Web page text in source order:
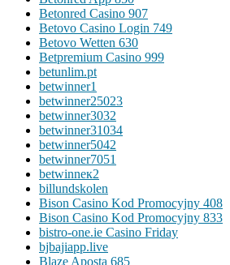
Betonred Casino 907
Betovo Casino Login 749
Betovo Wetten 630
Betpremium Casino 999
betunlim.pt
betwinner1
betwinner25023
betwinner3032
betwinner31034
betwinner5042
betwinner7051
betwinneк2
billundskolen
Bison Casino Kod Promocyjny 408
Bison Casino Kod Promocyjny 833
bistro-one.ie Casino Friday
bjbajiapp.live
Blaze Aposta 685